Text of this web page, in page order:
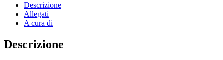
Descrizione
Allegati
A cura di
Descrizione